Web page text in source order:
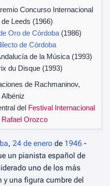
Concurso Internacional
Leeds (1966)
Oro de Córdoba (1986)
de Córdoba
de la Música (1993)
du Disque (1993)
de Rachmaninov,
del Festival Internacional
Rafael Orozco
, 24 de enero de 1946 -
un pianista español de
uno de los más
y una figura cumbre del